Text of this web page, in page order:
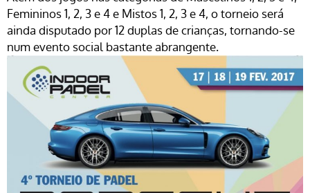
Femininos 1, 2, 3 e 4 e Mistos 1, 2, 3 e 4, o torneio será
ainda disputado por 12 duplas de crianças, tornando-se
num evento social bastante abrangente.